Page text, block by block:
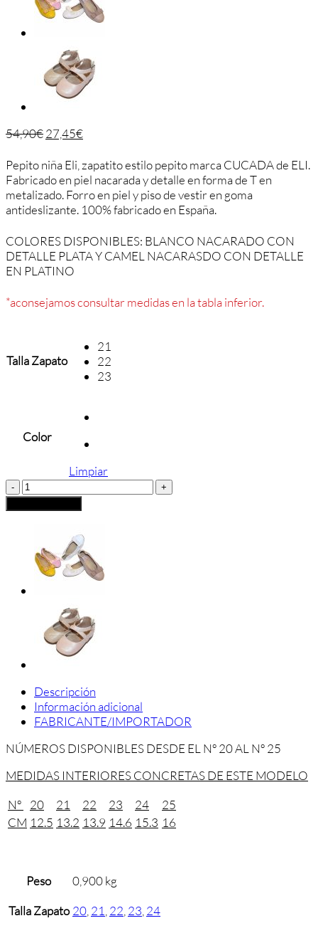
54,90€27,45€
Pepito niña Eli, zapatito estilo pepito marca CUCADA de ELI.
Fabricado en piel nacarada y detalle en forma de T en
metalizado. Forro en piel y piso de vestir en goma
antideslizante. 100% fabricado en España.
COLORES DISPONIBLES: BLANCO NACARADO CON
DETALLE PLATA Y CAMEL NACARASDO CON DETALLE
EN PLATINO
*aconsejamos consultar medidas en la tabla inferior.
Talla Zapato
21
22
23
Color
Limpiar
PEPITO
NIÑA
ELI
Descripción
Información adicional
FABRICANTE/IMPORTADOR
NÚMEROS DISPONIBLES DESDE EL Nº 20 AL Nº 25
MEDIDAS INTERIORES CONCRETAS DE ESTE MODELO
Nº
20 21 22 23 24
25
CM 12.5 13.2 13.9 14.6 15.3 16
Peso
0,900 kg
Talla Zapato 20,21,22,23,24